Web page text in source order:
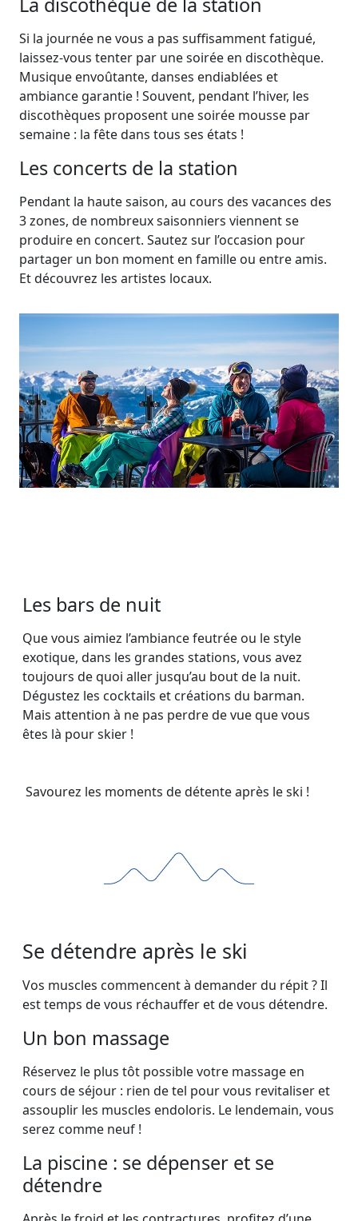
Si la journée ne vous a pas suffisamment fatigué,
laissez-vous tenter par une soirée en discothèque.
Musique envoûtante, danses endiablées et
ambiance garantie ! Souvent, pendant l’hiver, les
discothèques proposent une soirée mousse par
semaine : la fête dans tous ses états !
Les concerts de la station
Pendant la haute saison, au cours des vacances des
3 zones, de nombreux saisonniers viennent se
produire en concert. Sautez sur l’occasion pour
partager un bon moment en famille ou entre amis.
Et découvrez les artistes locaux.
Les bars de nuit
Que vous aimiez l’ambiance feutrée ou le style
exotique, dans les grandes stations, vous avez
toujours de quoi aller jusqu’au bout de la nuit.
Dégustez les cocktails et créations du barman.
Mais attention à ne pas perdre de vue que vous
êtes là pour skier !
Savourez les moments de détente après le ski !
Se détendre après le ski
Vos muscles commencent à demander du répit ? Il
est temps de vous réchauffer et de vous détendre.
Un bon massage
Réservez le plus tôt possible votre massage en
cours de séjour : rien de tel pour vous revitaliser et
assouplir les muscles endoloris. Le lendemain, vous
serez comme neuf !
La piscine : se dépenser et se
détendre